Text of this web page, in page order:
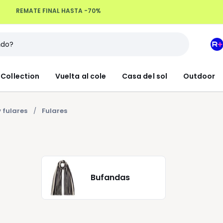
Devoluciones hasta 100 días
Collection Vuelta al cole Casa del sol Outdoor
Mi
fulares Fulares
Bufandas